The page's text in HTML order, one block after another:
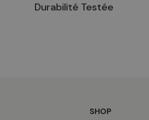
Durabilité Testée
SHOP